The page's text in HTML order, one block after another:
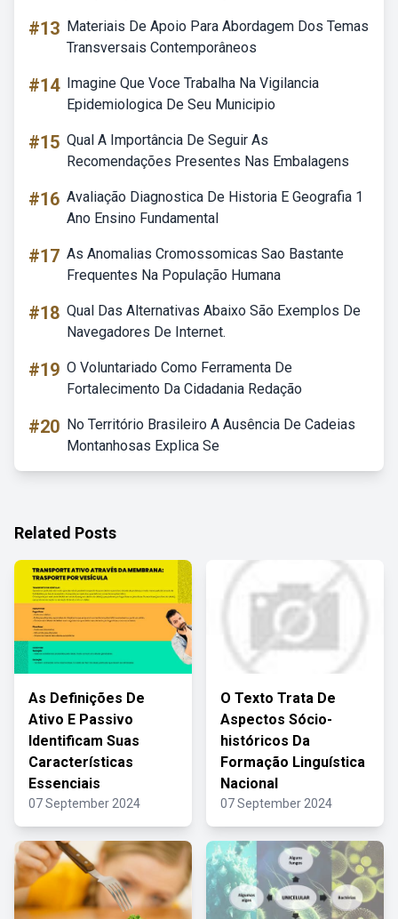
#13 Materiais De Apoio Para Abordagem Dos Temas
Transversais Contemporâneos
#14 Imagine Que Voce Trabalha Na Vigilancia
Epidemiologica De Seu Municipio
#15 Qual A Importância De Seguir As
Recomendações Presentes Nas Embalagens
#16 Avaliação Diagnostica De Historia E Geografia 1
Ano Ensino Fundamental
#17 As Anomalias Cromossomicas Sao Bastante
Frequentes Na População Humana
#18 Qual Das Alternativas Abaixo São Exemplos De
Navegadores De Internet.
#19 O Voluntariado Como Ferramenta De
Fortalecimento Da Cidadania Redação
#20 No Território Brasileiro A Ausência De Cadeias
Montanhosas Explica Se
Related Posts
As Definições De
Ativo E Passivo
Identificam Suas
Características
Essenciais
07 September 2024
O Texto Trata De
Aspectos Sócio-
históricos Da
Formação Linguística
Nacional
07 September 2024